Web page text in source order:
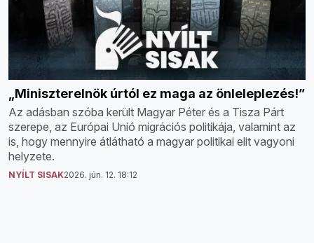
„Miniszterelnök úrtól ez maga az önleleplezés!”
Az adásban szóba került Magyar Péter és a Tisza Párt
szerepe, az Európai Unió migrációs politikája, valamint az
is, hogy mennyire átlátható a magyar politikai elit vagyoni
helyzete.
NYÍLT SISAK2026. jún. 12. 18:12